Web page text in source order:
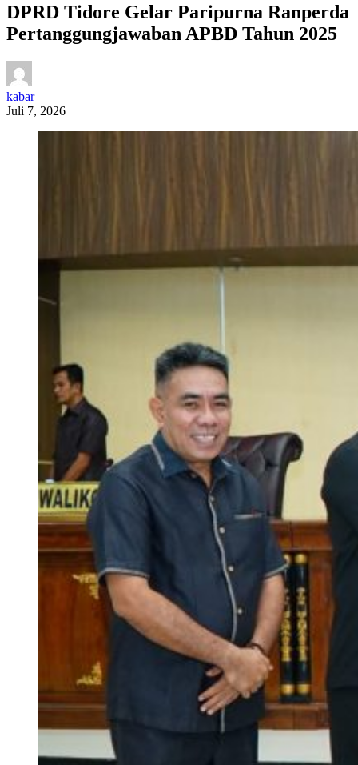
DPRD Tidore Gelar Paripurna Ranperda
Pertanggungjawaban APBD Tahun 2025
kabar
Juli 7, 2026